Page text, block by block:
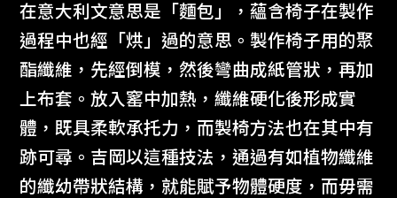
在意大利文意思是「麵包」，蘊含椅子在製作
過程中也經「烘」過的意思。製作椅子用的聚
酯纖維，先經倒模，然後彎曲成紙管狀，再加
上布套。放入窰中加熱，纖維硬化後形成實
體，既具柔軟承托力，而製椅方法也在其中有
跡可尋。吉岡以這種技法，通過有如植物纖維
的纖幼帶狀結構，就能賦予物體硬度，而毋需